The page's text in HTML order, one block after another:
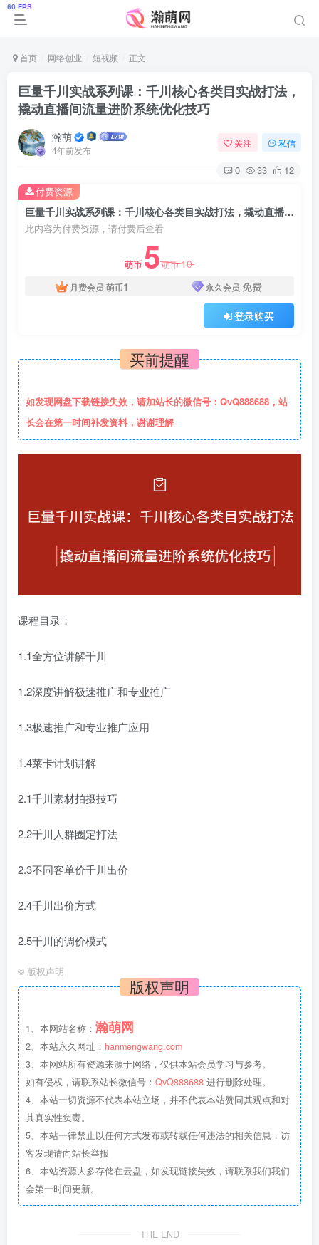
首页 网络创业 短视频 正文
巨量千川实战系列课：千川核心各类目实战打法，
撬动直播间流量进阶系统优化技巧
瀚萌
4年前发布
关注 私信
0 33 12
巨量千川实战系列课：千川核心各类目实战打法，撬动直播间流量进阶系统优化技巧
此内容为付费资源，请付费后查看
萌币 5萌币10
月费会员 萌币1 永久会员 免费
登录购买
付费资源
买前提醒
如发现网盘下载链接失效，请加站长的微信号：QvQ888688，站
长会在第一时间补发资料，谢谢理解
课程目录：
1.1全方位讲解千川
1.2深度讲解极速推广和专业推广
1.3极速推广和专业推广应用
1.4莱卡计划讲解
2.1千川素材拍摄技巧
2.2千川人群圈定打法
2.3不同客单价千川出价
2.4千川出价方式
2.5千川的调价模式
© 版权声明
版权声明
1、本网站名称： 瀚萌网
2、本站永久网址： hanmengwang.com
3、本网站所有资源来源于网络，仅供本站会员学习与参考。
如有侵权，请联系站长微信号： QvQ888688 进行删除处理。
4、本站一切资源不代表本站立场，并不代表本站赞同其观点和对
其真实性负责。
5、本站一律禁止以任何方式发布或转载任何违法的相关信息，访
客发现请向站长举报
6、本站资源大多存储在云盘，如发现链接失效，请联系我们我们
会第一时间更新。
THE END